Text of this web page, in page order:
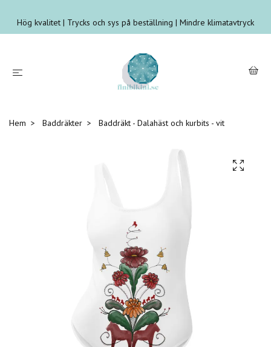
Hög kvalitet | Trycks och sys på beställning | Mindre klimatavtryck
Hem Baddräkter Baddräkt - Dalahäst och kurbits - vit